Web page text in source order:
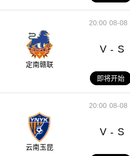
08-08
20:00
定南赣联
V - S
即将开始
08-08
20:00
云南玉昆
V - S